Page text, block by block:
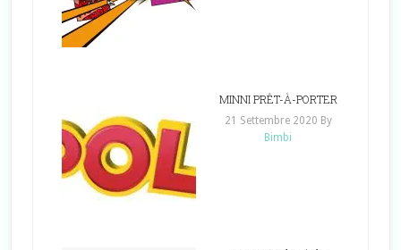
MINNI PRÊT-À-PORTER
21 Settembre 2020 By
Bimbi